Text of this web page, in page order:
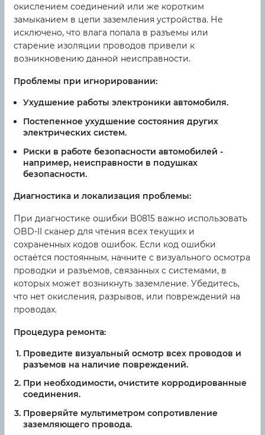
окислением соединений или же коротким
замыканием в цепи заземления устройства. Не
исключено, что влага попала в разъемы или
старение изоляции проводов привели к
возникновению данной неисправности.
Проблемы при игнорировании:
Ухудшение работы электроники автомобиля.
Постепенное ухудшение состояния других
электрических систем.
Риски в работе безопасности автомобилей -
например, неисправности в подушках
безопасности.
Диагностика и локализация проблемы:
При диагностике ошибки B0815 важно использовать
OBD-II сканер для чтения всех текущих и
сохраненных кодов ошибок. Если код ошибки
остаётся постоянным, начните с визуального осмотра
проводки и разъемов, связанных с системами, в
которых может возникнуть заземление. Убедитесь,
что нет окисления, разрывов, или повреждений на
проводах.
Процедура ремонта:
Проведите визуальный осмотр всех проводов и
разъемов на наличие повреждений.
При необходимости, очистите корродированные
соединения.
Проверяйте мультиметром сопротивление
заземляющего провода.